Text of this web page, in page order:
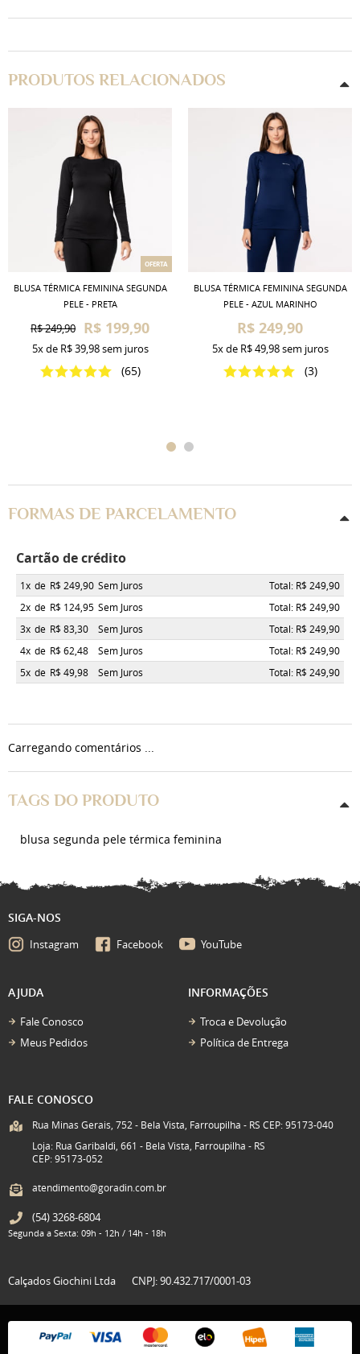
PRODUTOS RELACIONADOS
OFERTA
BLUSA TÉRMICA FEMININA SEGUNDA
PELE - PRETA
R$ 249,90 R$ 199,90
(65)
5xde R$ 39,98sem juros
BLUSA TÉRMICA FEMININA SEGUNDA
PELE - AZUL MARINHO
R$ 249,90
(3)
5xde R$ 49,98sem juros
FORMAS DE PARCELAMENTO
Cartão de crédito
1x de R$ 249,90 Sem Juros
Total: R$ 249,90
2x de R$ 124,95 Sem Juros
Total: R$ 249,90
3x de R$ 83,30 Sem Juros
Total: R$ 249,90
4x de R$ 62,48 Sem Juros
Total: R$ 249,90
5x de R$ 49,98 Sem Juros Total: R$ 249,90
Carregando comentários ...
TAGS DO PRODUTO
blusa segunda pele térmica feminina
SIGA-NOS
Instagram Facebook YouTube
AJUDA
Fale Conosco
Meus Pedidos
INFORMAÇÕES
Troca e Devolução
Política de Entrega
FALE CONOSCO
Rua Minas Gerais, 752 - Bela Vista, Farroupilha - RS CEP: 95173-040
Loja: Rua Garibaldi, 661 - Bela Vista, Farroupilha - RS
CEP: 95173-052
atendimento@goradin.com.br
(54)3268-6804
Segunda a Sexta: 09h - 12h / 14h - 18h
Calçados Giochini Ltda CNPJ: 90.432.717/0001-03